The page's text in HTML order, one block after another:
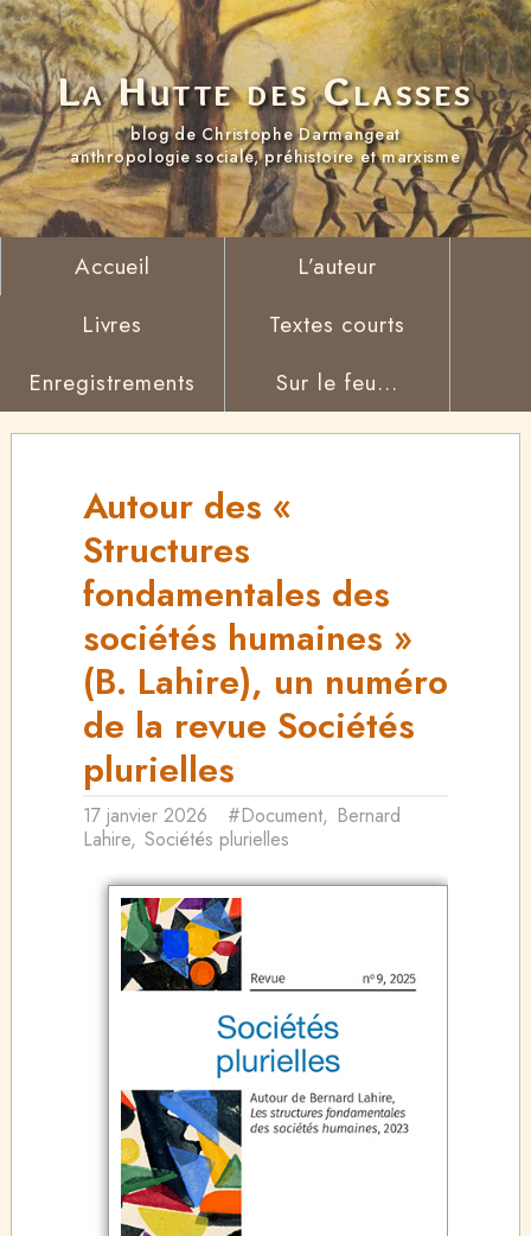
La Hutte des Classes
blog de Christophe Darmangeat
anthropologie sociale, préhistoire et marxisme
Accueil
L’auteur
Livres
Textes courts
Enregistrements
Sur le feu...
Autour des «
Structures
fondamentales des
sociétés humaines »
(B. Lahire), un numéro
de la revue Sociétés
plurielles
17 janvier 2026 #Document, Bernard
Lahire, Sociétés plurielles